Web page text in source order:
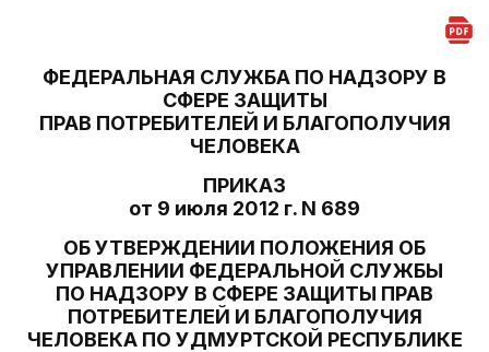
ФЕДЕРАЛЬНАЯ СЛУЖБА ПО НАДЗОРУ В
СФЕРЕ ЗАЩИТЫ
ПРАВ ПОТРЕБИТЕЛЕЙ И БЛАГОПОЛУЧИЯ
ЧЕЛОВЕКА
ПРИКАЗ
от 9 июля 2012 г. N 689
ОБ УТВЕРЖДЕНИИ ПОЛОЖЕНИЯ ОБ
УПРАВЛЕНИИ ФЕДЕРАЛЬНОЙ СЛУЖБЫ
ПО НАДЗОРУ В СФЕРЕ ЗАЩИТЫ ПРАВ
ПОТРЕБИТЕЛЕЙ И БЛАГОПОЛУЧИЯ
ЧЕЛОВЕКА ПО УДМУРТСКОЙ РЕСПУБЛИКЕ